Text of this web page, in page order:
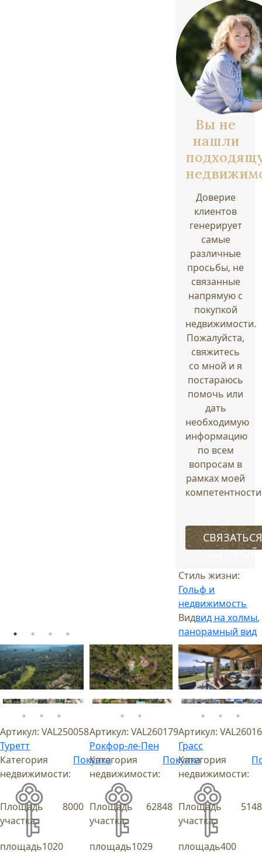
Вы не
нашли
Доверие
клиентов
генерирует
самые
различные
просьбы, не
связанные
напрямую с
покупкой
недвижимости.
Пожалуйста,
свяжитесь
со мной и я
постараюсь
помочь или
дать
необходимую
информацию
по всем
вопросам в
рамках моей
СО МНОЙ
Стиль жизни:
Гольф и
недвижимость
Видвид на холмы,
панорамный вид
Артикул: VAL250058
Туретт
Категория
недвижимости:
Покупка
площадь1020
Площадь
участка:
8000
Артикул: VAL260179
Рокфор-ле-Пен
Категория
недвижимости:
Покупка
площадь1029
Площадь
участка:
62848
Артикул:
Грасс
Категория
недвижимости:
площадь400
Площадь
участка:
5148